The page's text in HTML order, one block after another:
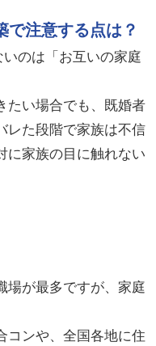
で注意する点は？
いのは「お互いの家庭
たい場合でも、既婚者
レた段階で家族は不信
に家族の目に触れない
場が最多ですが、家庭
コンや、全国各地に住